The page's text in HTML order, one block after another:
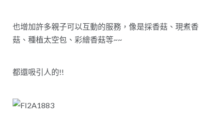
也增加許多親子可以互動的服務，像是採香菇、現煮香
菇、種植太空包、彩繪香菇等~~
都還吸引人的!!